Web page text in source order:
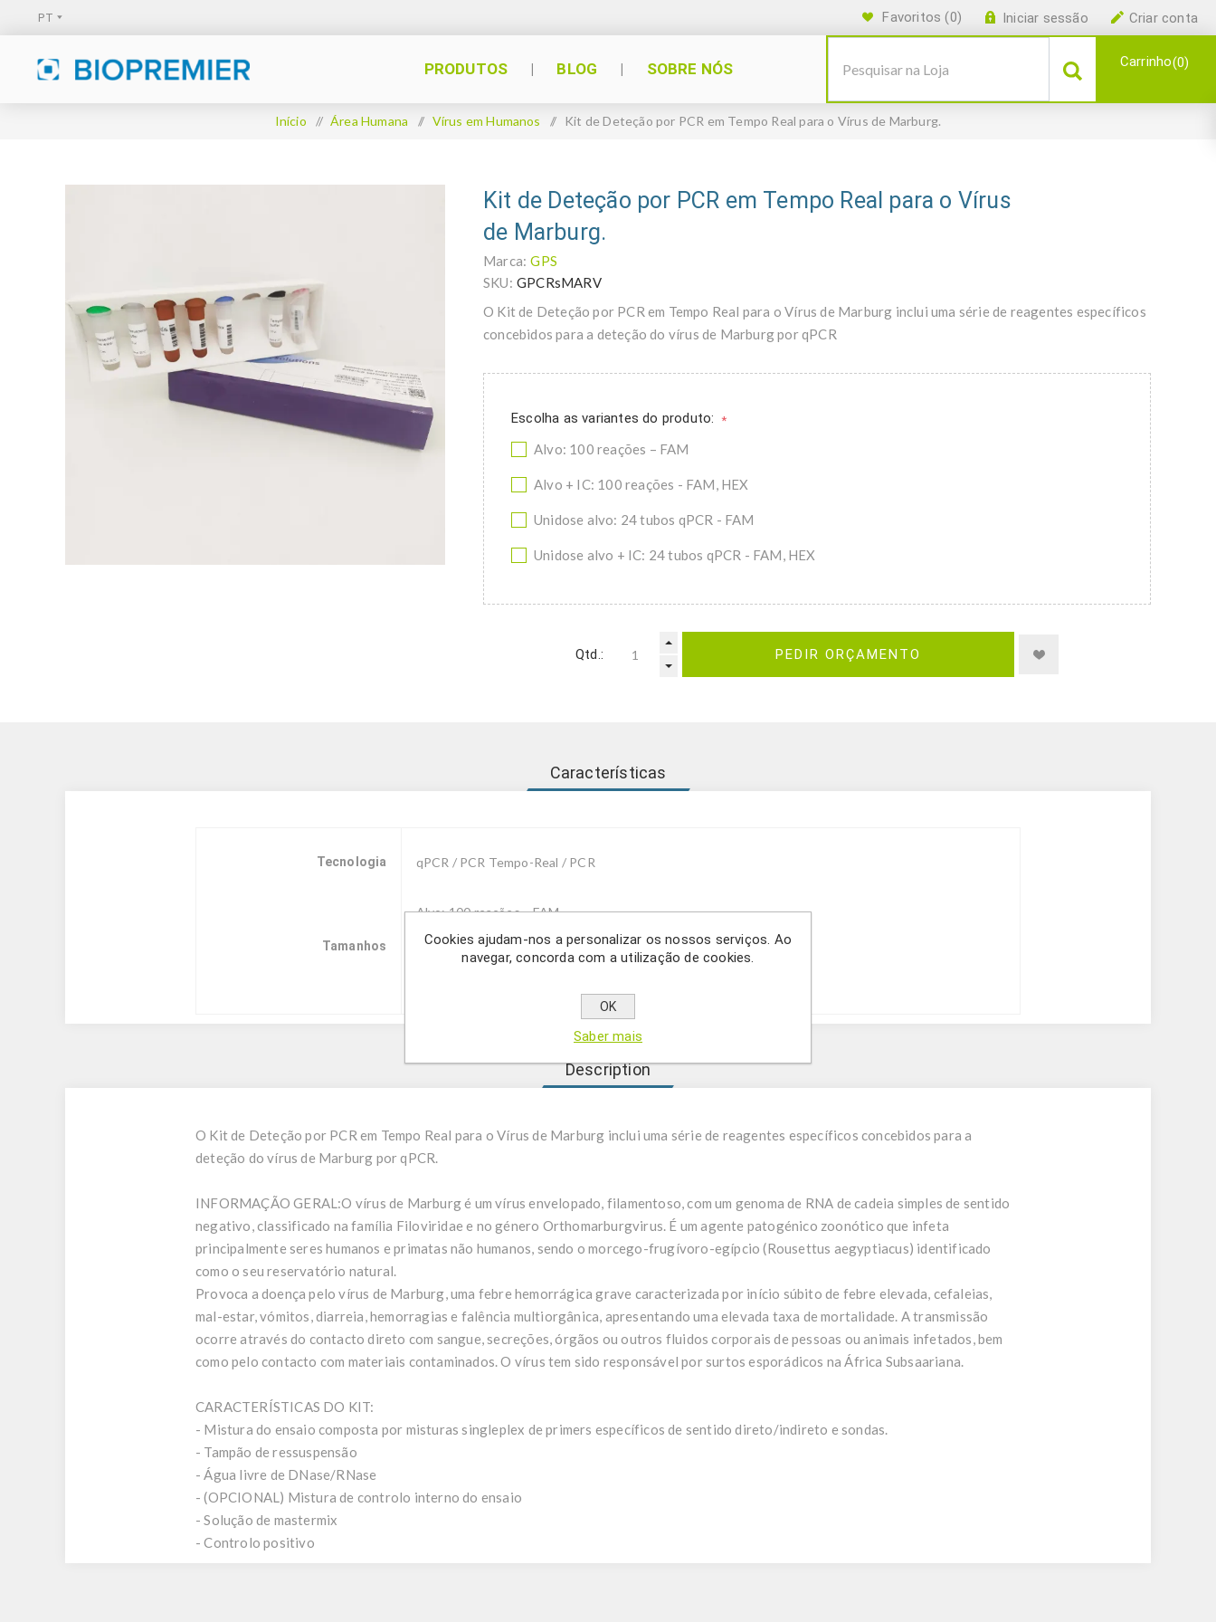
Criar conta
Iniciar sessão
Favoritos (0)
PRODUTOS BLOG SOBRE NÓS Carrinho 0
Início / Área Humana / Vírus em Humanos / Kit de Deteção por PCR em Tempo Real para o Vírus de Marburg.
Kit de Deteção por PCR em Tempo Real para o Vírus
de Marburg.
Marca: GPS
SKU: GPCRsMARV
O Kit de Deteção por PCR em Tempo Real para o Vírus de Marburg inclui uma série de reagentes específicos
concebidos para a deteção do vírus de Marburg por qPCR
Escolha as variantes do produto: *
Alvo: 100 reações – FAM
Alvo + IC: 100 reações - FAM, HEX
Unidose alvo: 24 tubos qPCR - FAM
Unidose alvo + IC: 24 tubos qPCR - FAM, HEX
Qtd.: PEDIR ORÇAMENTO
Características
Tecnologia qPCR / PCR Tempo-Real / PCR
Tamanhos
Alvo: 100 reações – FAM
Alvo + IC100 reações - FAM, HEX
Unidose alvo: 24 tubos qPCR - FAM
Description
O Kit de Deteção por PCR em Tempo Real para o Vírus de Marburg inclui uma série de reagentes específicos concebidos para a
deteção do vírus de Marburg por qPCR.
INFORMAÇÃO GERAL:O vírus de Marburg é um vírus envelopado, filamentoso, com um genoma de RNA de cadeia simples de sentido
negativo, classificado na família Filoviridae e no género Orthomarburgvirus. É um agente patogénico zoonótico que infeta
principalmente seres humanos e primatas não humanos, sendo o morcego-frugívoro-egípcio (Rousettus aegyptiacus) identificado
como o seu reservatório natural.
Provoca a doença pelo vírus de Marburg, uma febre hemorrágica grave caracterizada por início súbito de febre elevada, cefaleias,
mal-estar, vómitos, diarreia, hemorragias e falência multiorgânica, apresentando uma elevada taxa de mortalidade. A transmissão
ocorre através do contacto direto com sangue, secreções, órgãos ou outros fluidos corporais de pessoas ou animais infetados, bem
como pelo contacto com materiais contaminados. O vírus tem sido responsável por surtos esporádicos na África Subsaariana.
CARACTERÍSTICAS DO KIT:
- Mistura do ensaio composta por misturas singleplex de primers específicos de sentido direto/indireto e sondas.
- Tampão de ressuspensão
- Água livre de DNase/RNase
- (OPCIONAL) Mistura de controlo interno do ensaio
- Solução de mastermix
- Controlo positivo
Cookies ajudam-nos a personalizar os nossos serviços. Ao
navegar, concorda com a utilização de cookies.
OK
Saber mais